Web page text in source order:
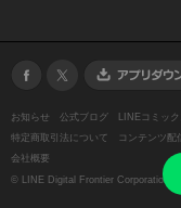
お知らせ 公式ブログ LINEコミック
特定商取引法について
コンテンツ配
会社概要
© LINE Digital Frontier Corporation